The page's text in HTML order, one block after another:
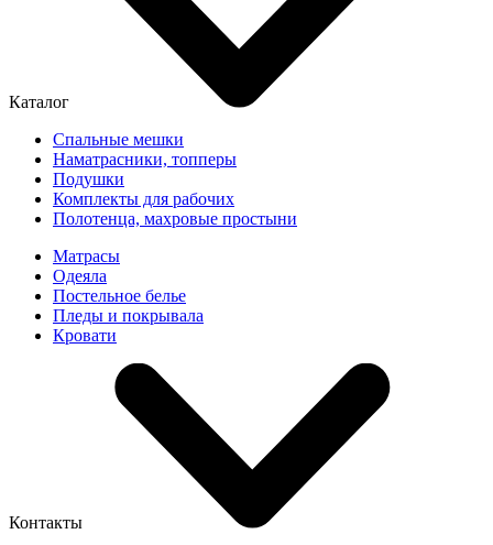
Каталог
Спальные мешки
Наматрасники, топперы
Подушки
Комплекты для рабочих
Полотенца, махровые простыни
Матрасы
Одеяла
Постельное белье
Пледы и покрывала
Кровати
Контакты